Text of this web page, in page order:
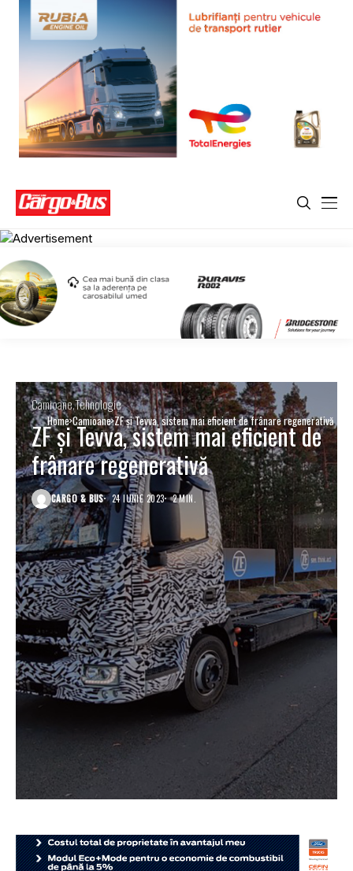
Home Camioane ZF și Tevva, sistem mai eficient de frânare regenerativă
CamioaneTehnologie
ZF și Tevva, sistem mai eficient de
frânare regenerativă
CARGO & BUS 24 IUNIE 2023 2 MIN.